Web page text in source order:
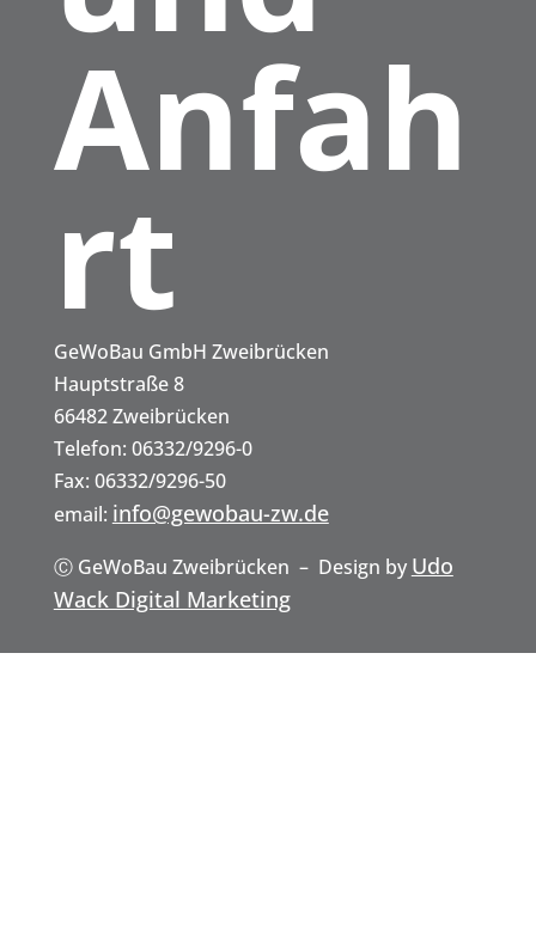
Anfah
rt
GeWoBau GmbH Zweibrücken
Hauptstraße 8
66482 Zweibrücken
Telefon: 06332/9296-0
Fax: 06332/9296-50
email: info@gewobau-zw.de
Ⓒ GeWoBau Zweibrücken – Design by Udo
Wack Digital Marketing
Konta
kt
und